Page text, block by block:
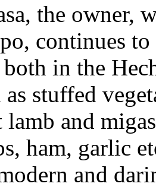
the owner,
continues
in the
as stuffed
lamb and
ham, garlic
and